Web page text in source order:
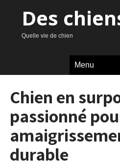
Des
Quelle vie de chien
Menu
Chien en
passionné
durable